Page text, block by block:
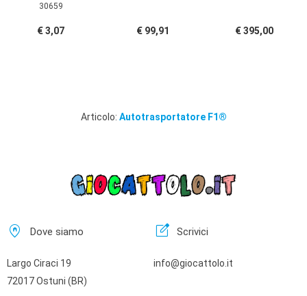
30659
€ 3,07 € 99,91 € 395,00
Articolo: Autotrasportatore F1®
home_pin Dove siamo
Largo Ciraci 19
72017 Ostuni (BR)
edit_square Scrivici
info@giocattolo.it